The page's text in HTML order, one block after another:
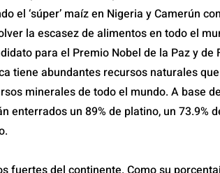
el ‘súper’ maíz en Nigeria y Camerún
la escasez de alimentos en todo el
para el Premio Nobel de la Paz y de
tiene abundantes recursos naturales
minerales de todo el mundo. A base
enterrados un 89% de platino, un 73.9%